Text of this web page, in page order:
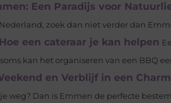
Een Paradijs voor
zoek dan niet verder dan
een cateraar je kan helpen
kan het organiseren van een BBQ
en Verblijf in een
weg? Dan is Emmen de perfecte